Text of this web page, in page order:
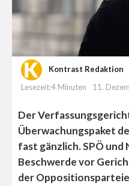
Kontrast Redaktion
Lesezeit:4 Minuten
11.
Der
Überwachungspaket
fast gänzlich. SPÖ und
Beschwerde vor
der